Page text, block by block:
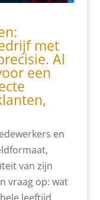
met
Al
een
en
van zijn
vraag op: wat